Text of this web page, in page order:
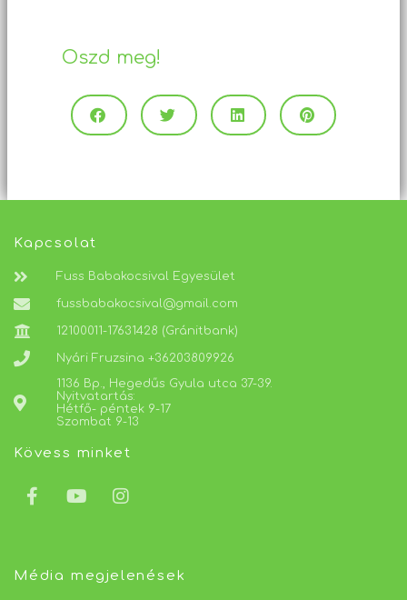
Oszd meg!
Kapcsolat
Fuss Babakocsival Egyesület
fussbabakocsival@gmail.com
12100011-17631428 (Gránitbank)
Nyári Fruzsina +36203809926
1136 Bp., Hegedűs Gyula utca 37-39.
Nyitvatartás:
Hétfő- péntek 9-17
Szombat 9-13
Kövess minket
Média megjelenések